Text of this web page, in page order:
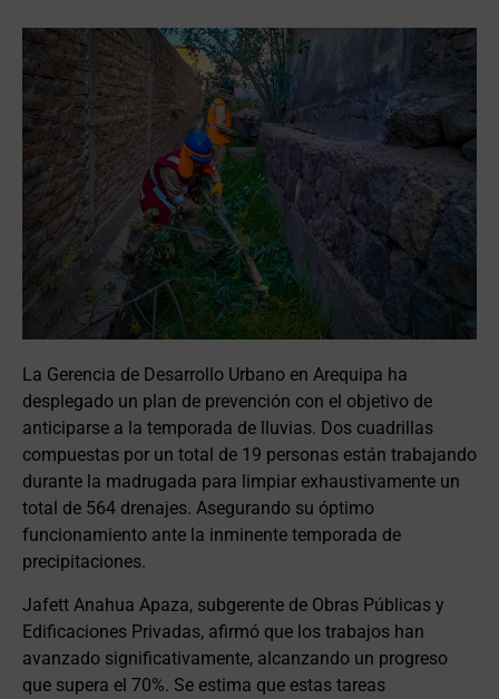
La Gerencia de Desarrollo Urbano en Arequipa ha
desplegado un plan de prevención con el objetivo de
anticiparse a la temporada de lluvias. Dos cuadrillas
compuestas por un total de 19 personas están trabajando
durante la madrugada para limpiar exhaustivamente un
total de 564 drenajes. Asegurando su óptimo
funcionamiento ante la inminente temporada de
precipitaciones.
Jafett Anahua Apaza, subgerente de Obras Públicas y
Edificaciones Privadas, afirmó que los trabajos han
avanzado significativamente, alcanzando un progreso
que supera el 70%. Se estima que estas tareas